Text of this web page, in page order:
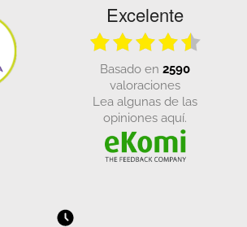
Excelente
basado en 2590
valoraciones
Lea algunas de las
opiniones aquí.